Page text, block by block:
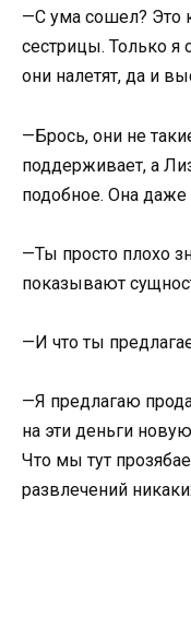
—С ума сошел? Это
сестрицы. Только я
они налетят, да и
—Брось, они не
поддерживает, а
подобное. Она даже
—Ты просто плохо
показывают
—И что ты
—Я предлагаю
на эти деньги
Что мы тут
развлечений